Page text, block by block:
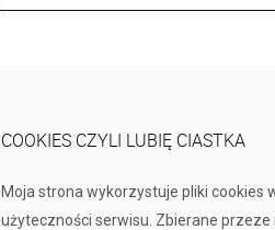
COOKIES CZYLI LUBIĘ CIASTKA
Moja strona wykorzystuje pliki cookies
użyteczności serwisu. Zbierane